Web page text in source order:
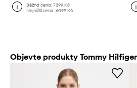
Běžná cena:7399 Kč
Nejnižší cena:6099 Kč
Objevte produkty Tommy Hilfiger